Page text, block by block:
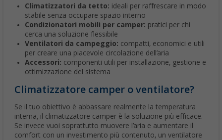
Climatizzatori da tetto: ideali per raffrescare in modo
stabile senza occupare spazio interno
Condizionatori mobili per camper: pratici per chi
cerca una soluzione flessibile
Ventilatori da campeggio: compatti, economici e utili
per creare una piacevole circolazione dell’aria
Accessori: componenti utili per installazione, gestione e
ottimizzazione del sistema
Climatizzatore camper o ventilatore?
Se il tuo obiettivo è abbassare realmente la temperatura
interna, il climatizzatore camper è la soluzione più efficace.
Se invece vuoi soprattutto muovere l’aria e aumentare il
comfort con un investimento più contenuto, un ventilatore